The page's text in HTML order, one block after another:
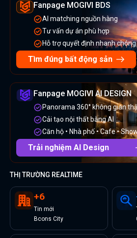
Fanpage MOGIVI BDS
AI matching nguồn hàng
Tư vấn dự án phù hợp
Hỗ trợ quyết định nhanh chóng
Tìm đúng bất động sản
Fanpage MOGIVI AI DESIGN
Panorama 360° không gian
Cải tạo nội thất bằng AI
Căn hộ • Nhà phố • Cafe •
Trải nghiệm AI Design
THỊ TRƯỜNG REALTIME
+6
Tin mới
Bcons City